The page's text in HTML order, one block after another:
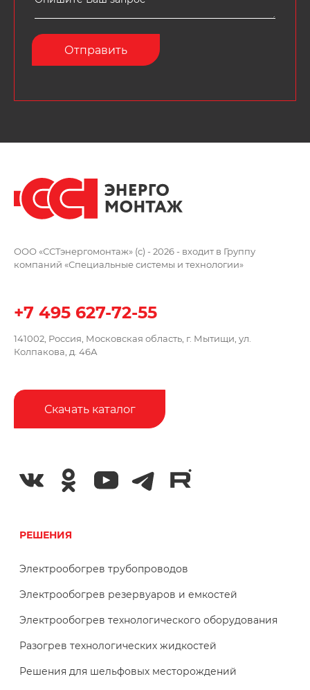
ООО «ССТэнергомонтаж» (c) - 2026 - входит в Группу
компаний «Специальные системы и технологии»
+7 495 627-72-55
141002, Россия, Московская область, г. Мытищи, ул.
Колпакова, д. 46А
Скачать каталог
РЕШЕНИЯ
Электрообогрев трубопроводов
Электрообогрев резервуаров и емкостей
Электрообогрев технологического оборудования
Разогрев технологических жидкостей
Решения для шельфовых месторождений